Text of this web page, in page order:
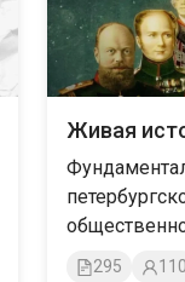
Живая
295 110